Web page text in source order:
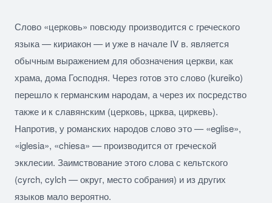
Слово «церковь» повсюду производится с греческого
языка —кириакон— и уже в начале IV в. является
обычным выражением для обозначения церкви, как
храма, дома Господня. Через готов это слово (kureiko)
перешло к германским народам, а через их посредство
также и к славянским (церковь, црква, циркевь).
Напротив, у романских народов слово это — «eglise»,
«iglesia», «chiesa» — производится от греческой
экклесии. Заимствование этого слова с кельтского
(cyrch, cylch — округ, место собрания) и из других
языков мало вероятно.